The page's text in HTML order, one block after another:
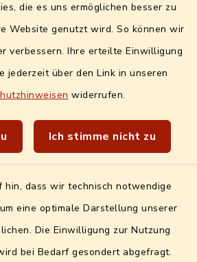
die es uns ermöglichen besser zu
Website genutzt wird. So können wir
verbessern. Ihre erteilte Einwilligung
jederzeit über den Link in unseren
widerrufen.
Ich stimme nicht zu
hin, dass wir technisch notwendige
eine optimale Darstellung unserer
Die Einwilligung zur Nutzung
bei Bedarf gesondert abgefragt.
Höchstadt